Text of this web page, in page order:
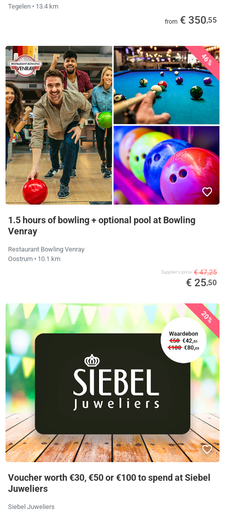
Tegelen • 13.4 km
from € 350,55
46%
1.5 hours of bowling + optional pool at Bowling
Venray
Restaurant Bowling Venray
Oostrum • 10.1 km
Supplier's price € 47,25
€ 25,50
20%
Voucher worth €30, €50 or €100 to spend at Siebel
Juweliers
Siebel Juweliers